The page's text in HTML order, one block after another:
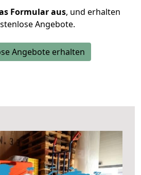
Formular aus, und erhalten
Angebote.
Angebote erhalten